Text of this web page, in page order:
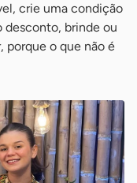
crie uma condição
desconto, brinde ou
porque o que não é